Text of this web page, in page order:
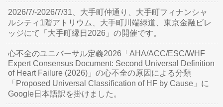
2026/7/-2026/7/31、大手町仲通り、大手町フィナンシャ
ルシティ1階アトリウム、大手町川端緑道、東京金融ビレ
ッジにて「大手町縁日2026」の開催です。
心不全のユニバーサル定義2026「AHA/ACC/ESC/WHF
Expert Consensus Document: Second Universal Definition
of Heart Failure (2026)」の心不全の原因による分類
「Proposed Universal Classification of HF by Cause」に
Google日本語訳を掛けました。